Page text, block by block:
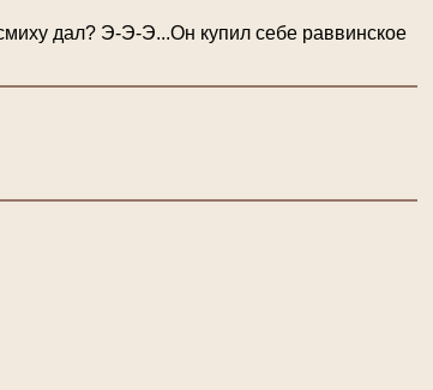
дал? Э-Э-Э...Он купил себе раввинское